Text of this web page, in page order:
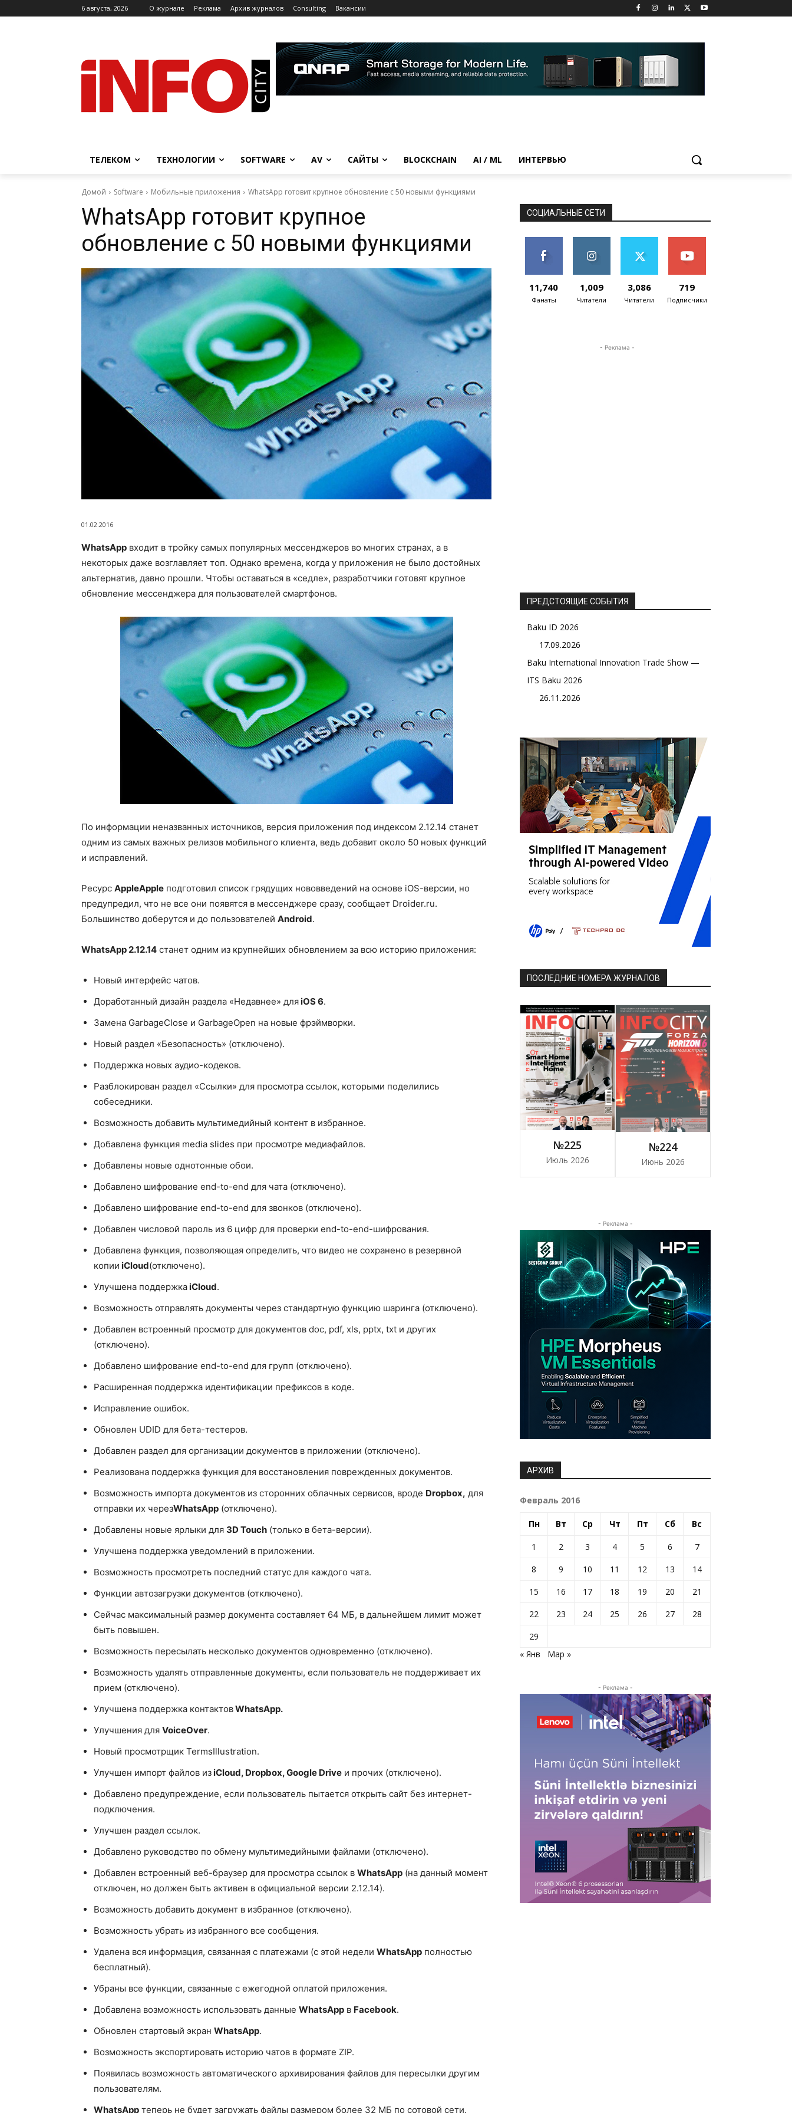
6 августа, 2026 O журнале Реклама Архив журналов Consulting Вакансии
ТЕЛЕКОМ ТЕХНОЛОГИИ SOFTWARE AV САЙТЫ BLOCKCHAIN AI / ML ИНТЕРВЬЮ
Домой Software Мобильные приложения WhatsApp готовит крупное обновление с 50 новыми функциями
WhatsApp готовит крупное
обновление с 50 новыми функциями
01.02.2016
WhatsApp входит в тройку самых популярных мессенджеров во многих странах, а в
некоторых даже возглавляет топ. Однако времена, когда у приложения не было достойных
альтернатив, давно прошли. Чтобы оставаться в «седле», разработчики готовят крупное
обновление мессенджера для пользователей смартфонов.
По информации неназванных источников, версия приложения под индексом 2.12.14 станет
одним из самых важных релизов мобильного клиента, ведь добавит около 50 новых функций
и исправлений.
Ресурс AppleApple подготовил список грядущих нововведений на основе iOS-версии, но
предупредил, что не все они появятся в мессенджере сразу, сообщает Droider.ru.
Большинство доберутся и до пользователей Android.
WhatsApp 2.12.14 станет одним из крупнейших обновлением за всю историю приложения:
Новый интерфейс чатов.
Доработанный дизайн раздела «Недавнее» дляiOS 6.
Замена GarbageClose и GarbageOpen на новые фрэймворки.
Новый раздел «Безопасность» (отключено).
Поддержка новых аудио-кодеков.
Разблокирован раздел «Ссылки» для просмотра ссылок, которыми поделились
собеседники.
Возможность добавить мультимедийный контент в избранное.
Добавлена функция media slides при просмотре медиафайлов.
Добавлены новые однотонные обои.
Добавлено шифрование end-to-end для чата (отключено).
Добавлено шифрование end-to-end для звонков (отключено).
Добавлен числовой пароль из 6 цифр для проверки end-to-end-шифрования.
Добавлена функция, позволяющая определить, что видео не сохранено в резервной
копии iCloud(отключено).
Улучшена поддержкаiCloud.
Возможность отправлять документы через стандартную функцию шаринга (отключено).
Добавлен встроенный просмотр для документов doc, pdf, xls, pptx, txt и других
(отключено).
Добавлено шифрование end-to-end для групп (отключено).
Расширенная поддержка идентификации префиксов в коде.
Исправление ошибок.
Обновлен UDID для бета-тестеров.
Добавлен раздел для организации документов в приложении (отключено).
Реализована поддержка функция для восстановления поврежденных документов.
Возможность импорта документов из сторонних облачных сервисов, вроде Dropbox, для
отправки их черезWhatsApp (отключено).
Добавлены новые ярлыки для 3D Touch (только в бета-версии).
Улучшена поддержка уведомлений в приложении.
Возможность просмотреть последний статус для каждого чата.
Функции автозагрузки документов (отключено).
Сейчас максимальный размер документа составляет 64 МБ, в дальнейшем лимит может
быть повышен.
Возможность пересылать несколько документов одновременно (отключено).
Возможность удалять отправленные документы, если пользователь не поддерживает их
прием (отключено).
Улучшена поддержка контактовWhatsApp.
Улучшения для VoiceOver.
Новый просмотрщик TermsIllustration.
Улучшен импорт файлов изiCloud, Dropbox, Google Drive и прочих (отключено).
Добавлено предупреждение, если пользователь пытается открыть сайт без интернет-
подключения.
Улучшен раздел ссылок.
Добавлено руководство по обмену мультимедийными файлами (отключено).
Добавлен встроенный веб-браузер для просмотра ссылок в WhatsApp (на данный момент
отключен, но должен быть активен в официальной версии 2.12.14).
Возможность добавить документ в избранное (отключено).
Возможность убрать из избранного все сообщения.
Удалена вся информация, связанная с платежами (с этой недели WhatsApp полностью
бесплатный).
Убраны все функции, связанные с ежегодной оплатой приложения.
Добавлена возможность использовать данные WhatsApp в Facebook.
Обновлен стартовый экран WhatsApp.
Возможность экспортировать историю чатов в формате ZIP.
Появилась возможность автоматического архивирования файлов для пересылки другим
пользователям.
WhatsApp теперь не будет загружать файлы размером более 32 МБ по сотовой сети.
СОЦИАЛЬНЫЕ СЕТИ
11,740
Фанаты
1,009
Читатели
3,086
Читатели
719
Подписчики
- Реклама -
ПРЕДСТОЯЩИЕ СОБЫТИЯ
Baku ID 2026
17.09.2026
Baku International Innovation Trade Show —
ITS Baku 2026
26.11.2026
ПОСЛЕДНИЕ НОМЕРА ЖУРНАЛОВ
№225
Июль 2026
№224
Июнь 2026
- Реклама -
АРХИВ
Февраль 2016
Пн Вт Ср Чт Пт Сб Вс
1 2 3 4 5 6
7
8
9 10 11 12 13
14
15
16 17 18 19 20
21
22
23 24 25 26 27
28
29
« Янв
Мар »
- Реклама -